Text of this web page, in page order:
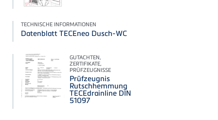
TECHNISCHE INFORMATIONEN
Datenblatt TECEneo Dusch-WC
GUTACHTEN,
ZERTIFIKATE,
PRÜFZEUGNISSE
Prüfzeugnis
Rutschhemmung
TECEdrainline DIN
51097